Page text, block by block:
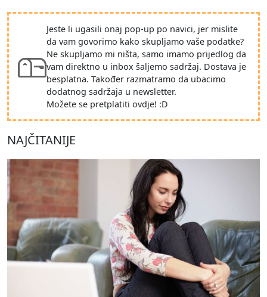
Jeste li ugasili onaj pop-up po navici, jer mislite
da vam govorimo kako skupljamo vaše podatke?
Ne skupljamo mi ništa, samo imamo prijedlog da
vam direktno u inbox šaljemo sadržaj. Dostava je
besplatna. Također razmatramo da ubacimo
dodatnog sadržaja u newsletter.
Možete se pretplatiti ovdje! :D
NAJČITANIJE